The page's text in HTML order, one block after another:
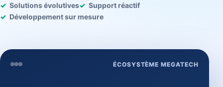
Solutions évolutives
Support réactif
Développement sur mesure
ÉCOSYSTÈME MEGATECH